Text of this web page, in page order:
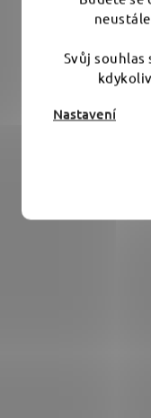
Svůj souhlas
Nastavení